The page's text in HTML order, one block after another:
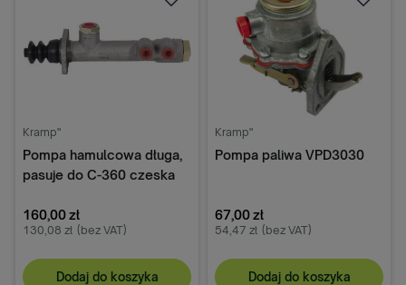
Kramp"
Pompa hamulcowa długa,
pasuje do C-360 czeska
160,00 zł
130,08 zł (bez VAT)
Dodaj do koszyka
Kramp"
Pompa paliwa VPD3030
67,00 zł
54,47 zł (bez VAT)
Dodaj do koszyka